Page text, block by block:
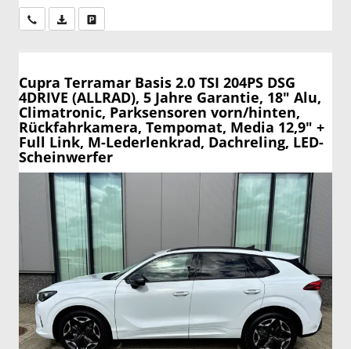
Wir rufen Sie anPDF-Datei, Fahrzeugexposé drucken
Cupra Terramar Basis 2.0 TSI 204PS DSG
4DRIVE (ALLRAD), 5 Jahre Garantie, 18" Alu,
Climatronic, Parksensoren vorn/hinten,
Rückfahrkamera, Tempomat, Media 12,9" +
Full Link, M-Lederlenkrad, Dachreling, LED-
Scheinwerfer